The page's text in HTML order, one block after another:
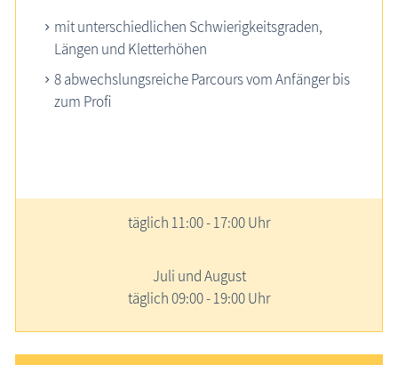
mit unterschiedlichen Schwierigkeitsgraden,
Längen und Kletterhöhen
8 abwechslungsreiche Parcours vom Anfänger bis
zum Profi
täglich 11:00 - 17:00 Uhr
Juli und August
täglich 09:00 - 19:00 Uhr